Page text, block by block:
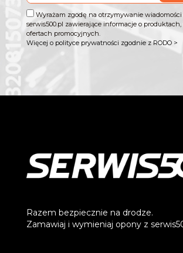
Wyrażam zgodę na otrzymywanie wiadomości
serwis500.pl zawierające informacje o produktach,
ofertach promocyjnych.
Więcej o polityce prywatności zgodnie z RODO >
Razem bezpiecznie na drodze.
Zamawiaj i wymieniaj opony z